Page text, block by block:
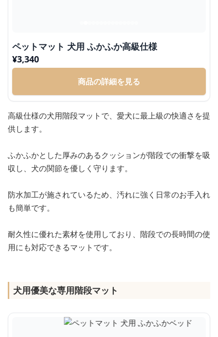
ペットマット 犬用 ふかふか高級仕様
¥3,340
商品の詳細を見る
高級仕様の犬用階段マットで、愛犬に最上級の快適さを提
供します。
ふかふかとした厚みのあるクッションが階段での衝撃を吸
収し、犬の関節を優しく守ります。
防水加工が施されているため、汚れに強く日常のお手入れ
も簡単です。
耐久性に優れた素材を使用しており、階段での長時間の使
用にも対応できるマットです。
犬用優美な専用階段マット